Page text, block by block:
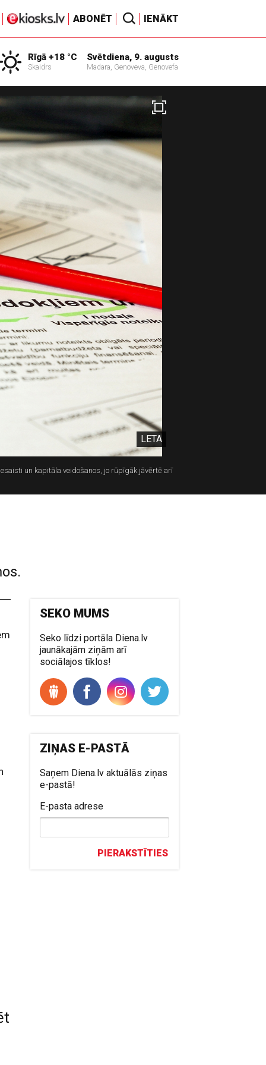
ABONĒT IENĀKT
Rīgā +18 °C
Skaidrs
Svētdiena, 9. augusts
Madara, Genoveva, Genovefa
LETA
un kapitāla veidošanos, jo rūpīgāk jāvērtē arī
SEKO MUMS
Seko līdzi portāla Diena.lv
jaunākajām ziņām arī
sociālajos tīklos!
ZIŅAS E-PASTĀ
Saņem Diena.lv aktuālās ziņas
e-pastā!
E-pasta adrese
PIERAKSTĪTIES